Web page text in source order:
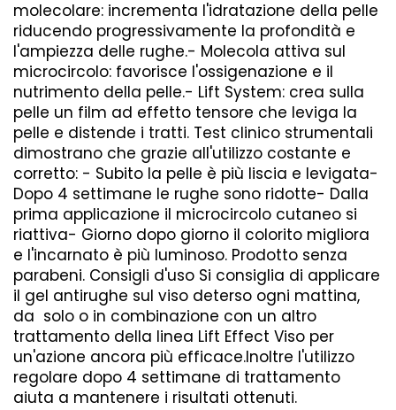
molecolare: incrementa l'idratazione della pelle
riducendo progressivamente la profondità e
l'ampiezza delle rughe.- Molecola attiva sul
microcircolo: favorisce l'ossigenazione e il
nutrimento della pelle.- Lift System: crea sulla
pelle un film ad effetto tensore che leviga la
pelle e distende i tratti. Test clinico strumentali
dimostrano che grazie all'utilizzo costante e
corretto: - Subito la pelle è più liscia e levigata-
Dopo 4 settimane le rughe sono ridotte- Dalla
prima applicazione il microcircolo cutaneo si
riattiva- Giorno dopo giorno il colorito migliora
e l'incarnato è più luminoso. Prodotto senza
parabeni. Consigli d'uso Si consiglia di applicare
il gel antirughe sul viso deterso ogni mattina,
da solo o in combinazione con un altro
trattamento della linea Lift Effect Viso per
un'azione ancora più efficace.Inoltre l'utilizzo
regolare dopo 4 settimane di trattamento
aiuta a mantenere i risultati ottenuti.